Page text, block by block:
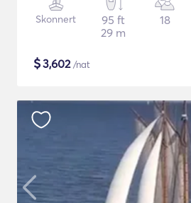
Skonnert
95 ft
29 m
18
$3,602/nat